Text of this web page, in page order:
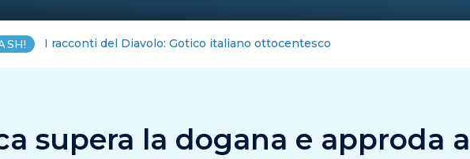
Salernitana. Vendita ospiti sospesa. Chiusi i Distinti
supera la dogana e approda a